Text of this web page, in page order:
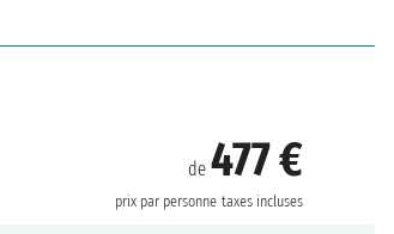
de477 €
prix par personne taxes incluses